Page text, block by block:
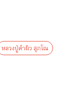
หลวงปู่คำผิว สุภโณ